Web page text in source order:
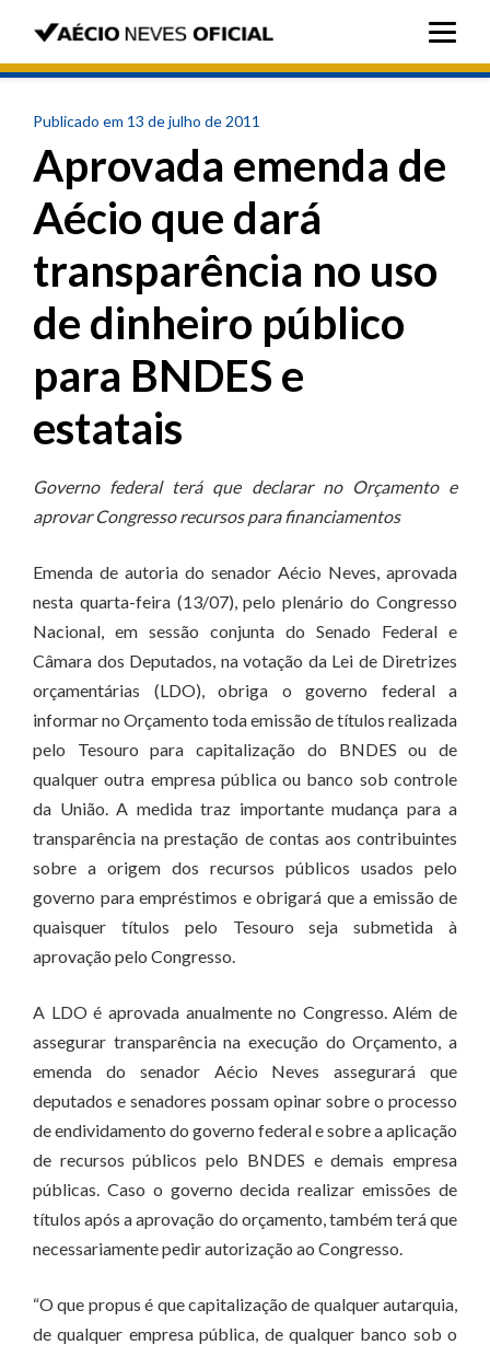
Publicado em 13 de julho de 2011
Aprovada emenda de
Aécio que dará
transparência no uso
de dinheiro público
para BNDES e
estatais
Governo federal terá que declarar no Orçamento e
aprovar Congresso recursos para financiamentos
Emenda de autoria do senador Aécio Neves, aprovada
nesta quarta-feira (13/07), pelo plenário do Congresso
Nacional, em sessão conjunta do Senado Federal e
Câmara dos Deputados, na votação da Lei de Diretrizes
orçamentárias (LDO), obriga o governo federal a
informar no Orçamento toda emissão de títulos realizada
pelo Tesouro para capitalização do BNDES ou de
qualquer outra empresa pública ou banco sob controle
da União. A medida traz importante mudança para a
transparência na prestação de contas aos contribuintes
sobre a origem dos recursos públicos usados pelo
governo para empréstimos e obrigará que a emissão de
quaisquer títulos pelo Tesouro seja submetida à
aprovação pelo Congresso.
A LDO é aprovada anualmente no Congresso. Além de
assegurar transparência na execução do Orçamento, a
emenda do senador Aécio Neves assegurará que
deputados e senadores possam opinar sobre o processo
de endividamento do governo federal e sobre a aplicação
de recursos públicos pelo BNDES e demais empresa
públicas. Caso o governo decida realizar emissões de
títulos após a aprovação do orçamento, também terá que
necessariamente pedir autorização ao Congresso.
“O que propus é que capitalização de qualquer autarquia,
de qualquer empresa pública, de qualquer banco sob o